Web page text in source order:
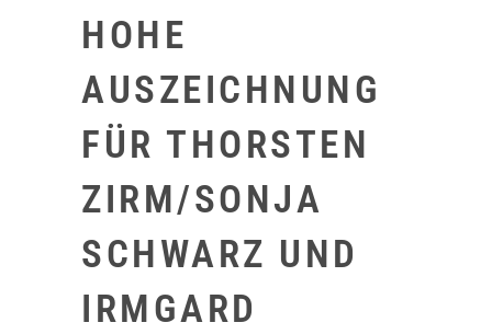
HOHE
AUSZEICHNUNG
FÜR THORSTEN
ZIRM/SONJA
SCHWARZ UND
IRMGARD